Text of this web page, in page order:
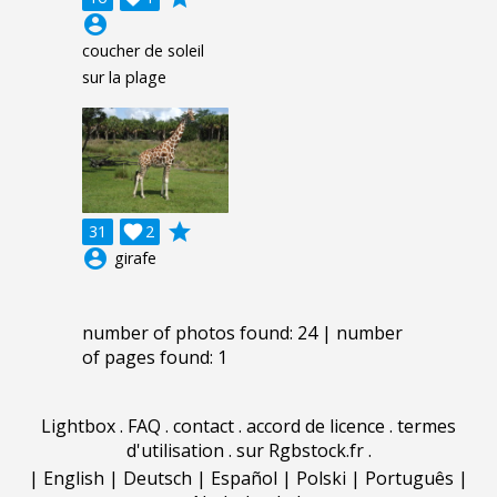
account_circle
coucher de soleil
sur la plage
31 2

grade
account_circle girafe
number of photos found: 24 | number
of pages found: 1
Lightbox. FAQ . contact. accord de licence . termes
d'utilisation . sur Rgbstock.fr.
| English | Deutsch | Español | Polski | Português |